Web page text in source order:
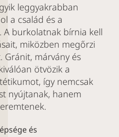
leggyakrabban
a család és a
A burkolatnak bírnia kell
miközben megőrzi
Gránit, márvány és
ötvözik a
így nemcsak
nyújtanak, hanem
és